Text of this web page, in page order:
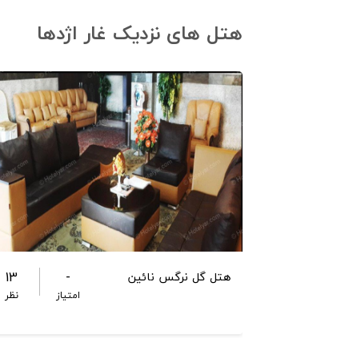
هتل های نزدیک غار اژدها
هتل گل نرگس نائین -
امتیاز
13
نظر